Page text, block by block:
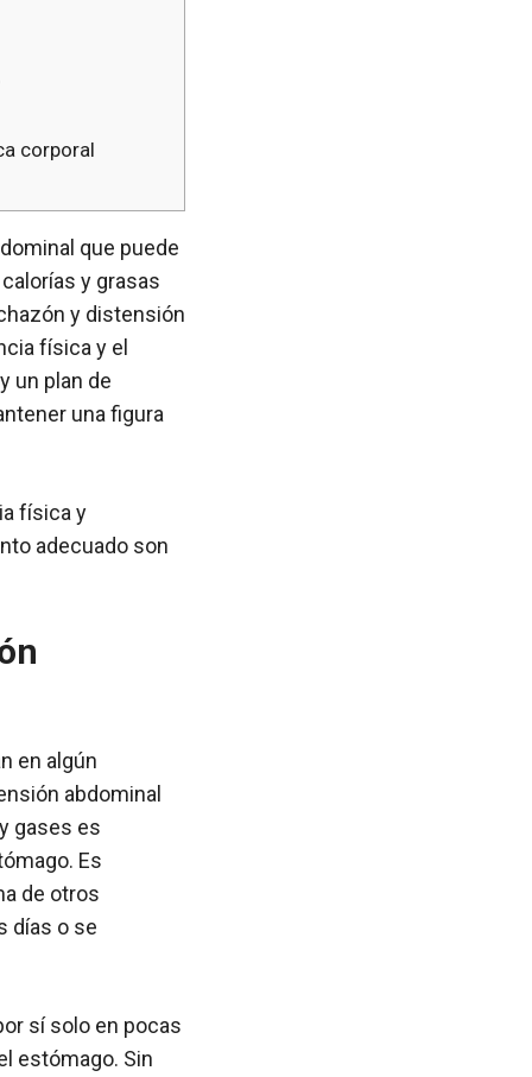
corporal
que puede
y grasas
y distensión
física y el
un plan de
una figura
física y
adecuado son
en algún
abdominal
gases es
Es
de otros
días o se
sí solo en pocas
estómago. Sin